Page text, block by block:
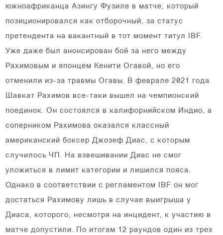
южноафриканца Азингу Фузиле в матче, который
позиционировался как отборочный, за статус
претендента на вакантный в тот момент титул IBF.
Уже даже был анонсирован бой за него между
Рахимовым и японцем Кенити Огавой, но его
отменили из-за травмы Огавы. В феврале 2021 года
Шавкат Рахимов все-таки вышел на чемпионский
поединок. Он состоялся в калифорнийском Индио, а
соперником Рахимова оказался классный
американский боксер Джозеф Диас, с которым
случилось ЧП. На взвешивании Диас не смог
уложиться в лимит категории и лишился пояса.
Однако в соответствии с регламентом IBF он мог
достаться Рахимову лишь в случае выигрыша у
Диаса, которого, несмотря на инцидент, к участию в
матче допустили. По итогам 12 раундов один из трех